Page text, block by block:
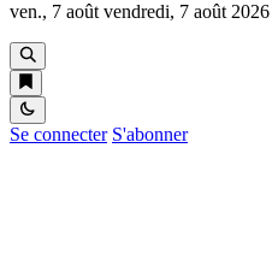
ven., 7 août vendredi, 7 août 2026
Se connecter S'abonner